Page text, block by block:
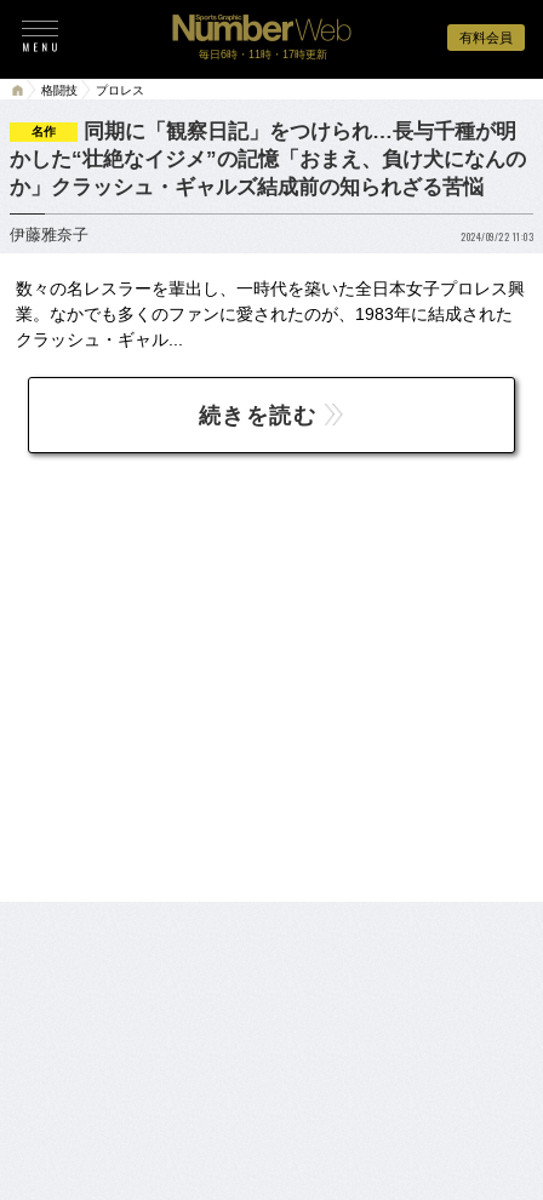
有料会員
毎日6時・11時・17時更新
格闘技 プロレス
名作
同期に「観察日記」をつけられ…長与千種が明
かした“壮絶なイジメ”の記憶「おまえ、負け犬になんの
か」クラッシュ・ギャルズ結成前の知られざる苦悩
伊藤雅奈子 2024/09/22 11:03
数々の名レスラーを輩出し、一時代を築いた全日本女子プロレス興
業。なかでも多くのファンに愛されたのが、1983年に結成された
クラッシュ・ギャル...
続きを読む